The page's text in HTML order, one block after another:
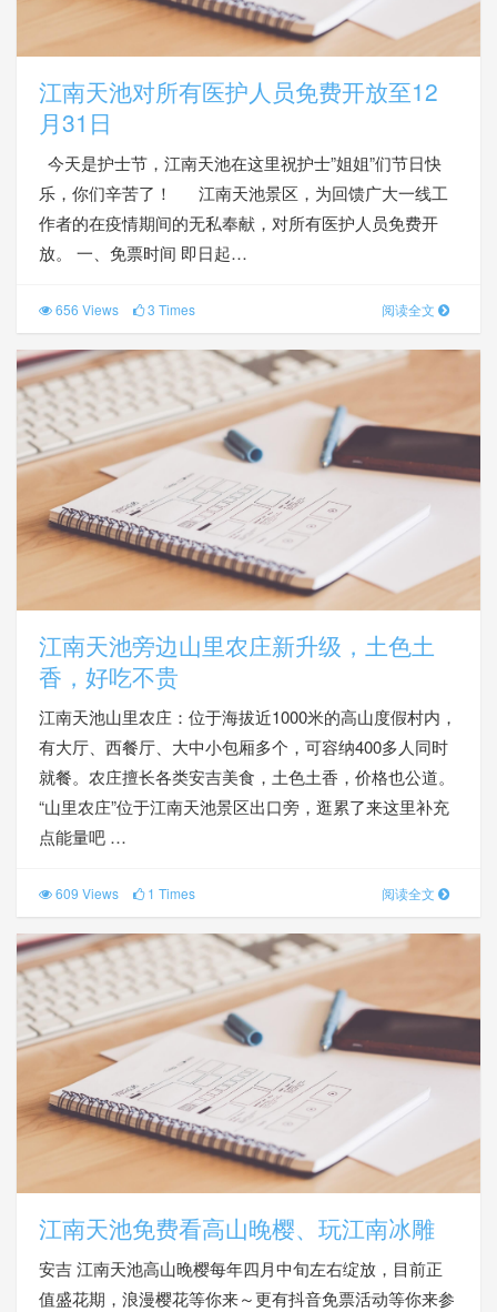
江南天池对所有医护人员免费开放至12
月31日
今天是护士节，江南天池在这里祝护士”姐姐”们节日快
乐，你们辛苦了！ 江南天池景区，为回馈广大一线工
作者的在疫情期间的无私奉献，对所有医护人员免费开
放。 一、免票时间 即日起…
656 Views 3 Times 阅读全文
江南天池旁边山里农庄新升级，土色土
香，好吃不贵
江南天池山里农庄：位于海拔近1000米的高山度假村内，
有大厅、西餐厅、大中小包厢多个，可容纳400多人同时
就餐。农庄擅长各类安吉美食，土色土香，价格也公道。
“山里农庄”位于江南天池景区出口旁，逛累了来这里补充
点能量吧 …
609 Views 1 Times 阅读全文
江南天池免费看高山晚樱、玩江南冰雕
安吉 江南天池高山晚樱每年四月中旬左右绽放，目前正
值盛花期，浪漫樱花等你来～更有抖音免票活动等你来参